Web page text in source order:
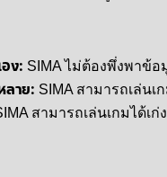
ง: SIMA ไม่ต้องพึ่งพาข้อ
ลาย: SIMA สามารถเล่น
สามารถเล่นเกมได้เ